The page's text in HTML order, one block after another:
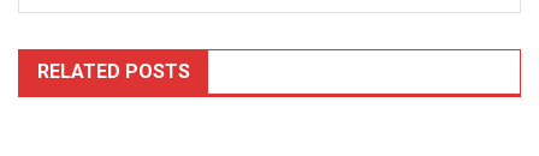
RELATED POSTS